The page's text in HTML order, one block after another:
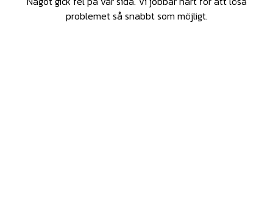
problemet så snabbt som möjligt.